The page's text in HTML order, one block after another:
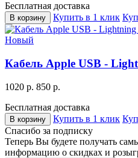
Бесплатная доставка
В корзину Купить в 1 клик
Новый
Кабель Apple USB -
1020 р. 850 р.
Бесплатная доставка
В корзину Купить в 1 клик
Спасибо за подписку
Теперь Вы будете получать
информацию о скидках и